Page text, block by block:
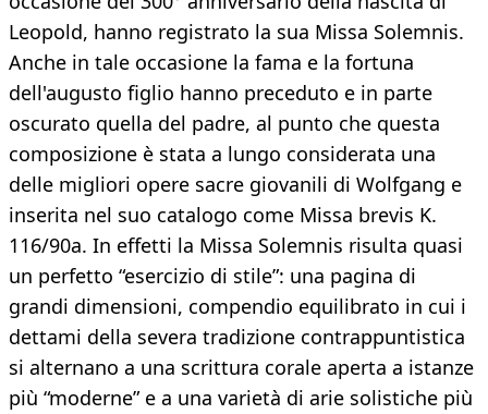
Leopold, hanno registrato la sua Missa Solemnis.
Anche in tale occasione la fama e la fortuna
dell'augusto figlio hanno preceduto e in parte
oscurato quella del padre, al punto che questa
composizione è stata a lungo considerata una
delle migliori opere sacre giovanili di Wolfgang e
inserita nel suo catalogo come Missa brevis K.
116/90a. In effetti la Missa Solemnis risulta quasi
un perfetto “esercizio di stile”: una pagina di
grandi dimensioni, compendio equilibrato in cui i
dettami della severa tradizione contrappuntistica
si alternano a una scrittura corale aperta a istanze
più “moderne” e a una varietà di arie solistiche più